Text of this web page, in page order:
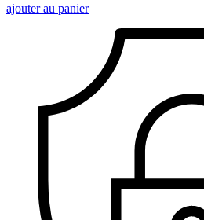
ajouter au panier